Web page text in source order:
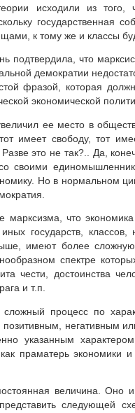
исходили из того,
государственная
к тому же и классы
подтвердила, что
демократии
фразой, которая
экономической
ее место в
имеет свободу, тот
это не так?.. Да,
своими
Но в нормальном
что
государств,
имеют более
спектре
чести, достоинства
и т.п.
процесс по
позитивным, негативным
указанным характером
праматерь экономики
величина. Оно
следующей